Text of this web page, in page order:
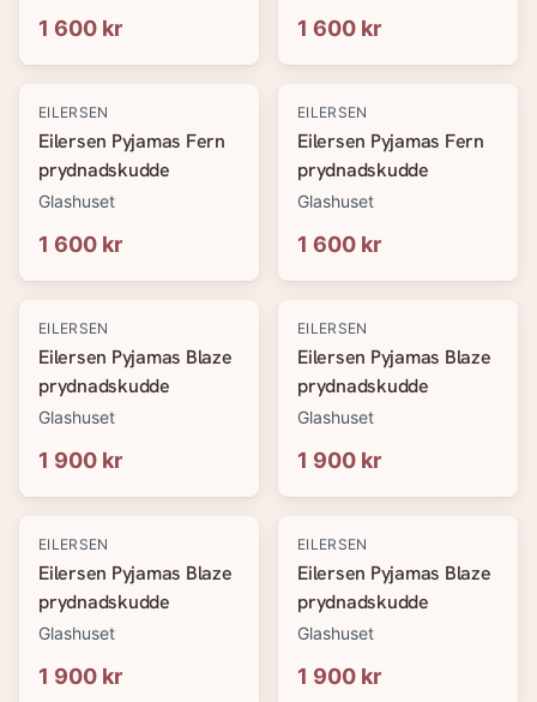
1 600 kr 1 600 kr
EILERSEN
Eilersen Pyjamas Fern
prydnadskudde
Glashuset
1 600 kr
EILERSEN
Eilersen Pyjamas Fern
prydnadskudde
Glashuset
1 600 kr
EILERSEN
Eilersen Pyjamas Blaze
prydnadskudde
Glashuset
1 900 kr
EILERSEN
Eilersen Pyjamas Blaze
prydnadskudde
Glashuset
1 900 kr
EILERSEN
Eilersen Pyjamas Blaze
prydnadskudde
Glashuset
1 900 kr
EILERSEN
Eilersen Pyjamas Blaze
prydnadskudde
Glashuset
1 900 kr